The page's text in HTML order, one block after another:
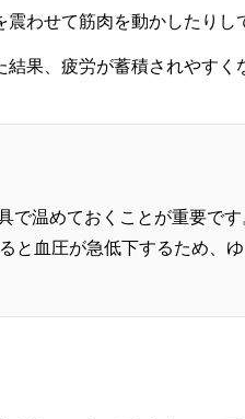
わせて筋肉を動かしたりし
果、疲労が蓄積されやすく
で温めておくことが重要で
と血圧が急低下するため、